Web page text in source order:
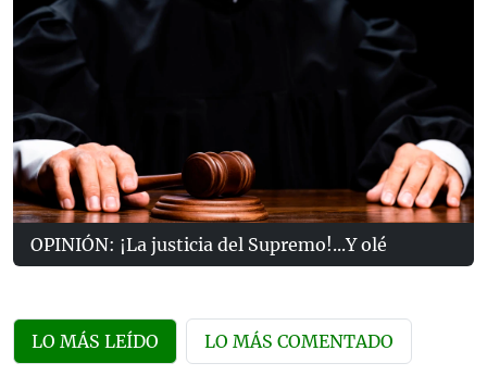
OPINIÓN: ¡La justicia del Supremo!...Y olé
LO MÁS LEÍDO LO MÁS COMENTADO